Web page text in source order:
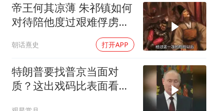
帝王何其凉薄 朱祁镇如何
对待陪他度过艰难俘虏生
朝话熹史 打开APP
特朗普要找普京当面对
质？这出戏码比表面看起